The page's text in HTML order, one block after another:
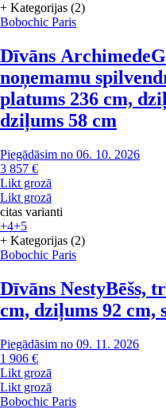
+ Kategorijas (2)
Bobochic Paris
Dīvāns Archimede
noņemamu
platums 236 cm,
dziļums 58 cm
Piegādāsim no 06. 10. 2026
3 857 €
Likt grozā
Likt grozā
citas varianti
+4+5
+ Kategorijas (2)
Bobochic Paris
Dīvāns NestyBēšs,
cm, dziļums 92 cm,
Piegādāsim no 09. 11. 2026
1 906 €
Likt grozā
Likt grozā
Bobochic Paris